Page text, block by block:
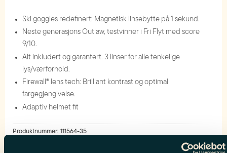
Ski goggles redefinert: Magnetisk linsebytte på 1 sekund.
Neste generasjons Outlaw, testvinner i Fri Flyt med score
9/10.
Alt inkludert og garantert. 3 linser for alle tenkelige
lys/værforhold.
Firewall® lens tech: Brilliant kontrast og optimal
fargegjengivelse.
Adaptiv helmet fit
Produktnummer: 111564-35